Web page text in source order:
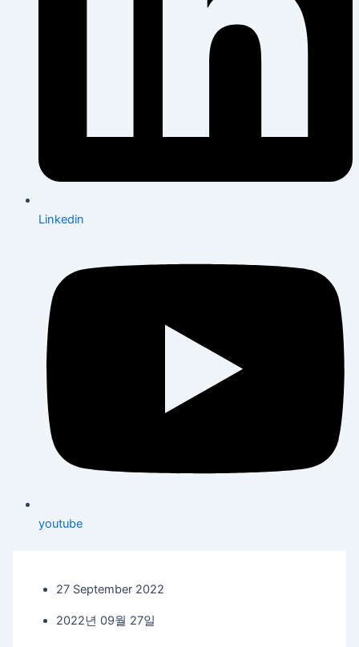
Linkedin
youtube
27 September 2022
2022년 09월 27일